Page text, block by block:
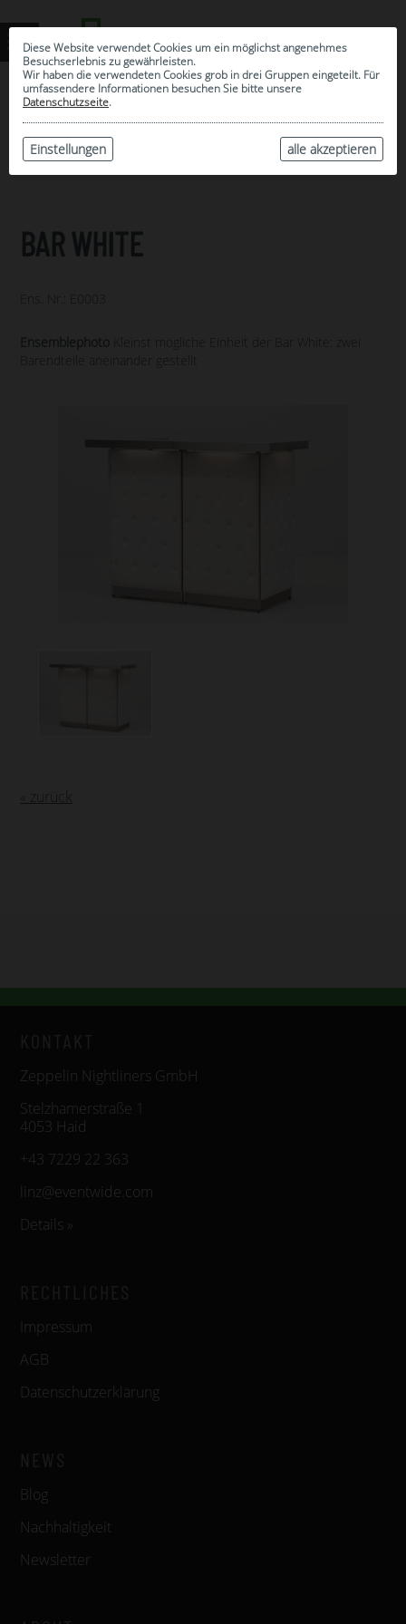
Diese Website verwendet Cookies um ein möglichst angenehmes
Besuchserlebnis zu gewährleisten.
Wir haben die verwendeten Cookies grob in drei Gruppen eingeteilt. Für
umfassendere Informationen besuchen Sie bitte unsere
Datenschutzseite.
alle akzeptieren
Einstellungen
ARCHIV
BAR WHITE
Ensemblephoto Kleinst mögliche Einheit der Bar White: zwei
Barendteile aneinander gestellt
« zurück
Zeppelin Nightliners GmbH
Stelzhamerstraße 1
4053 Haid
+43 7229 22 363
linz@eventwide.com
Details »
Impressum
AGB
Datenschutzerklärung
Blog
Nachhaltigkeit
Newsletter